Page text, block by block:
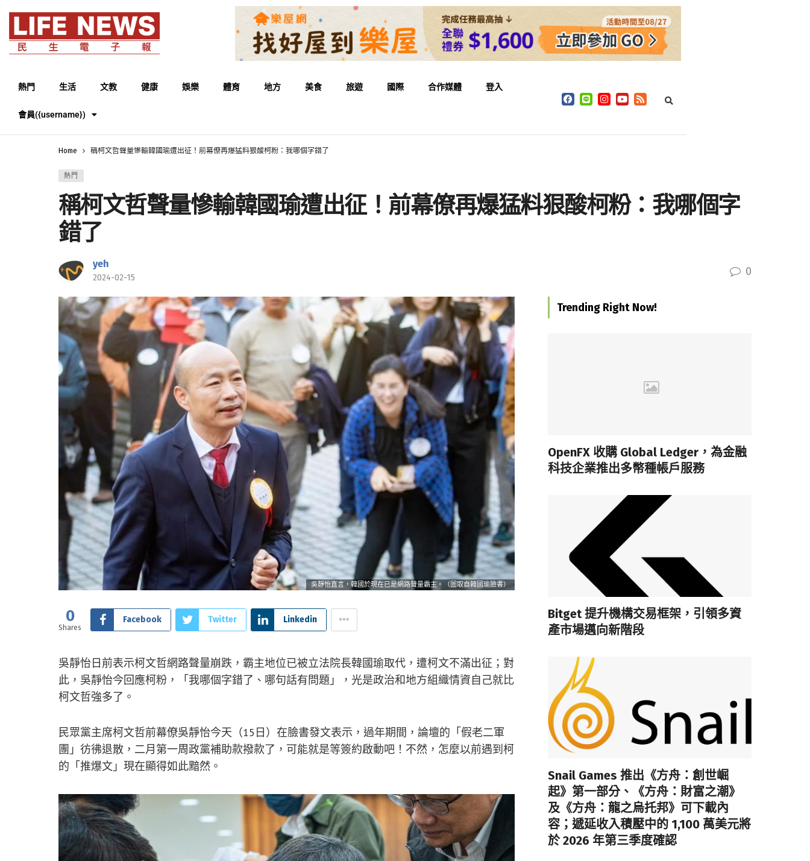
熱門 生活 文教 健康 娛樂 體育 地方 美食 旅遊 國際 合作媒體 登入
會員({username})
Home 稱柯文哲聲量慘輸韓國瑜遭出征！前幕僚再爆猛料狠酸柯粉：我哪個字錯了
熱門
稱柯文哲聲量慘輸韓國瑜遭出征！前幕僚再爆猛料狠酸柯粉：我哪個字
錯了
yeh
2024-02-15 0
吳靜怡直言，韓國於現在已是網路聲量霸主。（圖取自韓國瑜臉書）
0
Shares
Facebook Twitter Linkedin
吳靜怡日前表示柯文哲網路聲量崩跌，霸主地位已被立法院長韓國瑜取代，遭柯文不滿出征；對
此，吳靜怡今回應柯粉，「我哪個字錯了、哪句話有問題」，光是政治和地方組織情資自己就比
柯文哲強多了。
民眾黨主席柯文哲前幕僚吳靜怡今天（15日）在臉書發文表示，過年期間，論壇的「假老二軍
團」彷彿退散，二月第一周政黨補助款撥款了，可能就是等簽約啟動吧！不然，怎麼以前遇到柯
的「推爆文」現在顯得如此黯然。
Trending Right Now!
OpenFX 收購 Global Ledger，為金融
科技企業推出多幣種帳戶服務
Bitget 提升機構交易框架，引領多資
產市場邁向新階段
Snail Games 推出《方舟：創世崛
起》第一部分、《方舟：財富之潮》
及《方舟：龍之烏托邦》可下載內
容；遞延收入積壓中的 1,100 萬美元將
於 2026 年第三季度確認